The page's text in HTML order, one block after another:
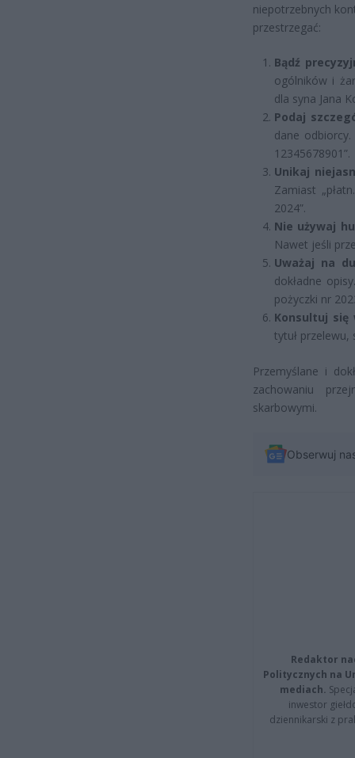
niepotrzebnych
przestrzegać:
Bądź
ogólników i
dla syna Jana
Podaj
dane
12345678901”.
Unikaj
Zamiast
2024”.
Nie używaj
Nawet jeśli
Uważaj na
dokładne
pożyczki nr
Konsultuj się
tytuł
Przemyślane i
zachowaniu
skarbowymi.
Obserwuj
Redaktor
Politycznych na
mediach.
inwestor
dziennikarski z